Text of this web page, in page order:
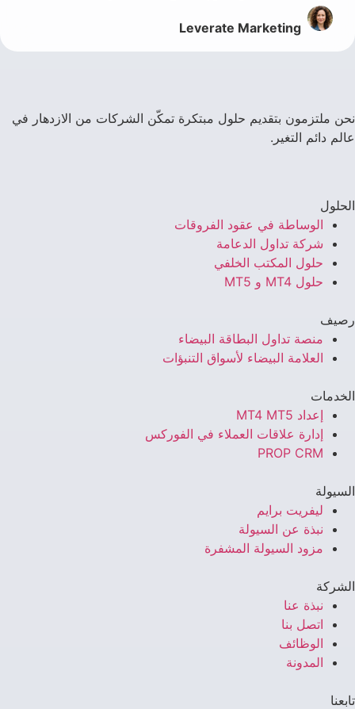
Leverate Marketing
نحن ملتزمون بتقديم حلول مبتكرة تمكّن الشركات من الازدهار في
عالم دائم التغير.
الحلول
الوساطة في عقود الفروقات
شركة تداول الدعامة
حلول المكتب الخلفي
حلول MT4 و MT5
رصيف
منصة تداول البطاقة البيضاء
العلامة البيضاء لأسواق التنبؤات
الخدمات
إعداد MT4 MT5
إدارة علاقات العملاء في الفوركس
PROP CRM
السيولة
ليفريت برايم
نبذة عن السيولة
مزود السيولة المشفرة
الشركة
نبذة عنا
اتصل بنا
الوظائف
المدونة
تابعنا